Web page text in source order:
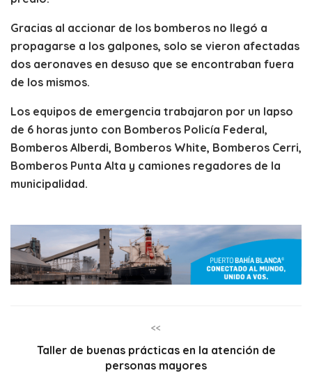
Gracias al accionar de los bomberos no llegó a
propagarse a los galpones, solo se vieron afectadas
dos aeronaves en desuso que se encontraban fuera
de los mismos.
Los equipos de emergencia trabajaron por un lapso
de 6 horas junto con Bomberos Policía Federal,
Bomberos Alberdi, Bomberos White, Bomberos Cerri,
Bomberos Punta Alta y camiones regadores de la
municipalidad.
<<
Taller de buenas prácticas en la atención de
personas mayores